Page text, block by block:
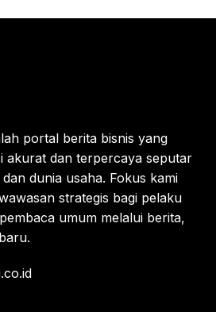
portal berita bisnis yang
akurat dan terpercaya seputar
dunia usaha. Fokus kami
strategis bagi pelaku
umum melalui berita,